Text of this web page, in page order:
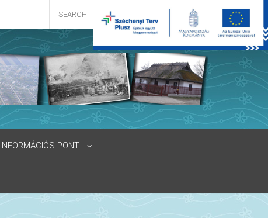
INFORMÁCIÓS PONT